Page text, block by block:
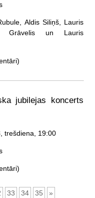
Aldis Siliņš, Lauris
Grāvelis un Lauris
jubilejas koncerts
trešdiena , 19:00
33 34 35 »